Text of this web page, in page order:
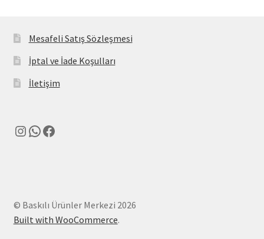
Mesafeli Satış Sözleşmesi
İptal ve İade Koşulları
İletişim
Instagram
WhatsApp
Facebook
© Baskılı Ürünler Merkezi 2026
Built with WooCommerce.